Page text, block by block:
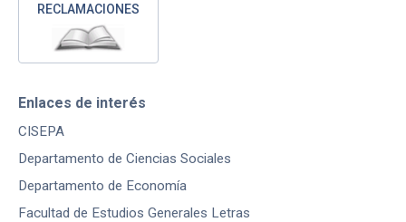
RECLAMACIONES
Enlaces de interés
CISEPA
Departamento de Ciencias Sociales
Departamento de Economía
Facultad de Estudios Generales Letras